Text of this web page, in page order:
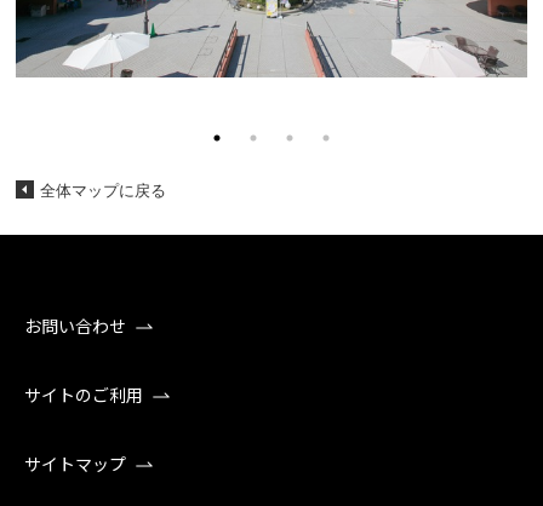
全体マップに戻る
お問い合わせ
サイトのご利用
サイトマップ